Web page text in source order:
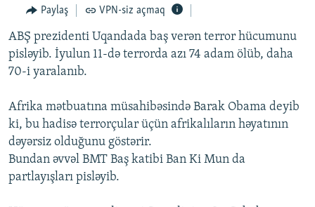
Axtarışa
keç
#ƏSLINDƏ
FƏRQƏ BAX
QANUNI DOĞRU
ARAŞDIRMA
MULTIMEDIA
FOTOQALEREYA
İNFOQRAFIKA
RADIO ARXIV
OXU ZALI
AZƏRBAYCAN ƏDƏBIYYATI KITABXANASI
HAQQIMIZDA
MISSIYAMIZ
Paylaş VPN-siz açmaq
ABŞ prezidenti Uqandada baş verən terror hücumunu
pisləyib. İyulun 11-də terrorda azı 74 adam ölüb, daha
70-i yaralanıb.
Afrika mətbuatına müsahibəsində Barak Obama deyib
ki, bu hadisə terrorçular üçün afrikalıların həyatının
dəyərsiz olduğunu göstərir.
Bundan əvvəl BMT Baş katibi Ban Ki Mun da
partlayışları pisləyib.